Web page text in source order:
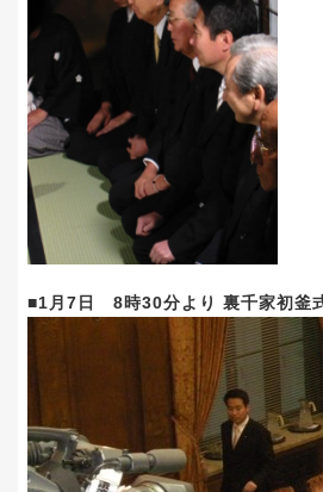
■1月7日 8時30分より 裏千家初釜式